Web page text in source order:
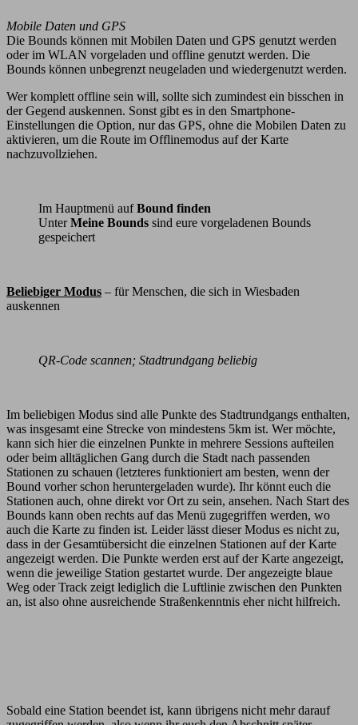
Mobile Daten und GPS
Die Bounds können mit Mobilen Daten und GPS genutzt werden
oder im WLAN vorgeladen und offline genutzt werden. Die
Bounds können unbegrenzt neugeladen und wiedergenutzt werden.
Wer komplett offline sein will, sollte sich zumindest ein bisschen in
der Gegend auskennen. Sonst gibt es in den Smartphone-
Einstellungen die Option, nur das GPS, ohne die Mobilen Daten zu
aktivieren, um die Route im Offlinemodus auf der Karte
nachzuvollziehen.
Im Hauptmenü aufBound finden
UnterMeine Bounds sind eure vorgeladenen Bounds
gespeichert
Beliebiger Modus – für Menschen, die sich in Wiesbaden
auskennen
QR-Code scannen; Stadtrundgang beliebig
Im beliebigen Modus sind alle Punkte des Stadtrundgangs enthalten,
was insgesamt eine Strecke von mindestens 5km ist. Wer möchte,
kann sich hier die einzelnen Punkte in mehrere Sessions aufteilen
oder beim alltäglichen Gang durch die Stadt nach passenden
Stationen zu schauen (letzteres funktioniert am besten, wenn der
Bound vorher schon heruntergeladen wurde). Ihr könnt euch die
Stationen auch, ohne direkt vor Ort zu sein, ansehen. Nach Start des
Bounds kann oben rechts auf das Menü zugegriffen werden, wo
auch die Karte zu finden ist. Leider lässt dieser Modus es nicht zu,
dass in der Gesamtübersicht die einzelnen Stationen auf der Karte
angezeigt werden. Die Punkte werden erst auf der Karte angezeigt,
wenn die jeweilige Station gestartet wurde. Der angezeigte blaue
Weg oder Track zeigt lediglich die Luftlinie zwischen den Punkten
an, ist also ohne ausreichende Straßenkenntnis eher nicht hilfreich.
Sobald eine Station beendet ist, kann übrigens nicht mehr darauf